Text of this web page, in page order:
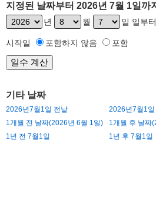
지정된 날짜부터 2026년 7월 1일까
년 월 일 일부
시작일 포함하지 않음 포함
기타 날짜
2026년7월1일 전날
2026년7월1일
1개월 전 날짜(2026년 6월 1일)
1개월 후 날짜
1년 전 7월1일
1년 후 7월1일